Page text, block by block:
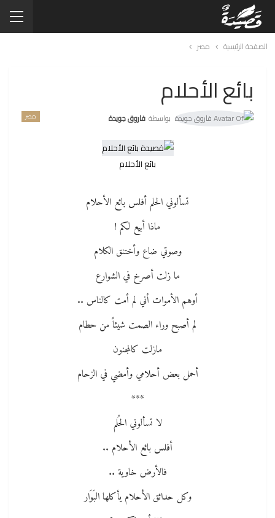
الصفحة الرئيسية مصر
بائع الأحلام
مصر بواسطة فاروق جويدة
بائع الأحلام
تسألوني الحلم أفلس بائع الأحلام
ماذا أبيع لكم !
وصوتي ضاع وأختنق الكلام
ما زلت أصرخ في الشوارع
أوهم الأموات أني لم أمت كالناس ..
لم أصبح وراء الصمت شيئاً من حطام
مازلت كالمجنون
أحمل بعض أحلامي وأمضي في الزحام
***
لا تسألوني الحُلم
أفلس بائع الأحلام ..
فالأرض خاوية ..
وكل حدائق الأحلام يأكلها البَوَار